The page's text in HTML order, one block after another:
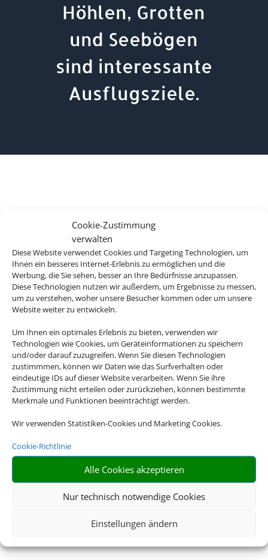
Cookie-Zustimmung
verwalten
Diese Website verwendet Cookies und Targeting Technologien, um
Ihnen ein besseres Internet-Erlebnis zu ermöglichen und die
Werbung, die Sie sehen, besser an Ihre Bedürfnisse anzupassen.
Diese Technologien nutzen wir außerdem, um Ergebnisse zu messen,
um zu verstehen, woher unsere Besucher kommen oder um unsere
Website weiter zu entwickeln.
Um Ihnen ein optimales Erlebnis zu bieten, verwenden wir
Technologien wie Cookies, um Geräteinformationen zu speichern
und/oder darauf zuzugreifen. Wenn Sie diesen Technologien
zustimmmen, können wir Daten wie das Surfverhalten oder
eindeutige IDs auf dieser Website verarbeiten. Wenn Sie ihre
Zustimmung nicht erteilen oder zurückziehen, können bestimmte
Merkmale und Funktionen beeinträchtigt werden.
Wir verwenden Statistiken-Cookies und Marketing Cookies.
Cookie-Richtlinie
Alle Cookies akzeptieren
Nur technisch notwendige Cookies
Einstellungen ändern
Höhlen, Grotten
und Seebögen
sind interessante
Ausflugsziele.